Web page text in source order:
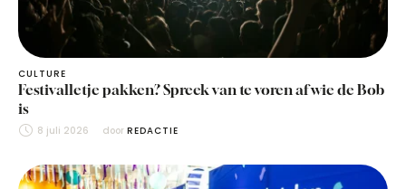
CULTURE
Festivalletje pakken? Spreek van te voren af wie de Bob
is
8 juli 2026 door REDACTIE